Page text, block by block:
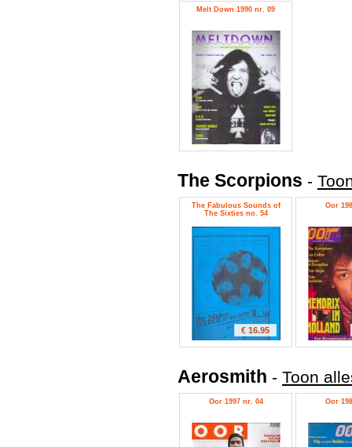
Melt Down 1990 nr. 09
The Scorpions -
The Fabulous Sounds of
The Sixties no. 54
€ 16.95
Oor
Aerosmith - Toon
Oor 1997 nr. 04 Oor